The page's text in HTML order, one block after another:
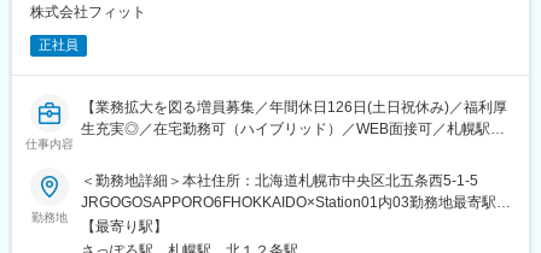
変更の範囲：会社の定める業務
・社会の変革に関わる仕事に携わることができ、世の中を変える
力」を身につけることができます。
・この先10～20年間の日本国の認証・ID基盤の中心となるマイナ
値の高い人財となることができます。特に認証、電子署名、ICカ
ードに関する技術、本人確認や４情報・マイナンバーの証明とい
った業務知識とNTTデータにおける品質管理は市場価値と直結し
ます。
株式会社フィット
正社員
仕事内容
【業務拡大を図る増員募集／年間休日126日(土日祝休み)／福利厚
生充実◎／在宅勤務可（ハイブリッド）／WEB面接可／札幌駅よ
■業務概要：
組込・制御系ソフトウェア及び業務系ソフトウェアの受託開発を
行う同社にて、組込・制御系及び業務系のソフトウェア開発設
勤務地
＜勤務地詳細＞本社住所：北海道札幌市中央区北五条西5-1-5
JRGOGOSAPPORO6FHOKKAIDO×Station01内03勤務地最寄駅：
JR線／札幌駅受動喫煙対策：屋内全面禁煙変更の範囲： 会社の定
める事務所（在宅勤務含む）※出勤と在宅勤務のハイブリッドを推
【最寄り駅】